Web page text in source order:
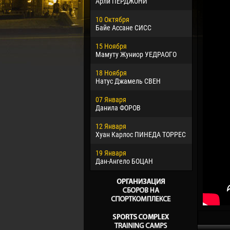
10 Октября
Байе Ассане СИСС
15 Ноября
Мамуту Жуниор УЕДРАОГО
18 Ноября
Натус Джамель СВЕН
07 Января
Данила ФОРОВ
12 Января
Хуан Карлос ПИНЕДА ТОРРЕС
19 Января
Дан-Ангело БОЦАН